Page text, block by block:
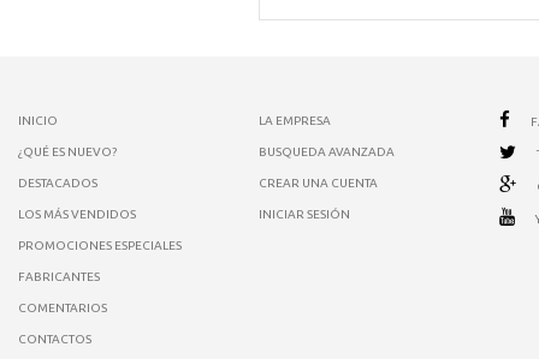
INICIO
¿QUÉ ES NUEVO?
DESTACADOS
LOS MÁS VENDIDOS
PROMOCIONES ESPECIALES
FABRICANTES
COMENTARIOS
CONTACTOS
LA EMPRESA
BUSQUEDA AVANZADA
CREAR UNA CUENTA
INICIAR SESIÓN